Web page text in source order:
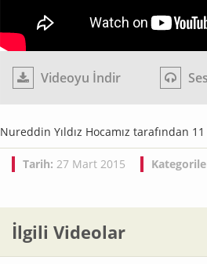
Videoyu İndir
Nureddin Yıldız Hocamız tarafından
Tarih: 27 Mart 2015
İlgili Videolar